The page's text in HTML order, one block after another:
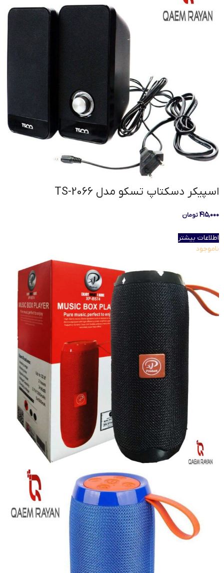
اسپيکر دسکتاپ تسکو مدل TS-2066
۴۱۵,۰۰۰تومان
اطلاعات بیشتر
ناموجود